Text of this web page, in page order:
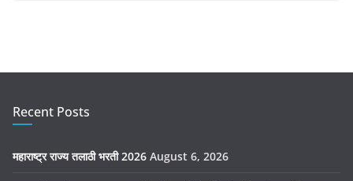
Recent Posts
महाराष्ट्र राज्य तलाठी भरती 2026 August 6, 2026